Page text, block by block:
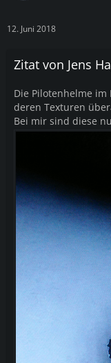
12. Juni 2018
Zitat von Jens
Die Pilotenhelme
deren Texturen
Bei mir sind diese